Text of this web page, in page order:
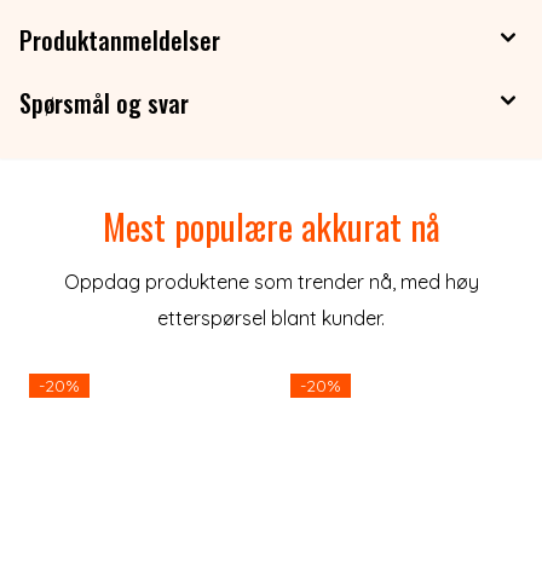
Produktanmeldelser
Spørsmål og svar
Mest populære akkurat nå
Oppdag produktene som trender nå, med høy
etterspørsel blant kunder.
-20% -20%